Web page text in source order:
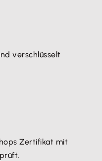
verschlüsselt
Zertifikat mit